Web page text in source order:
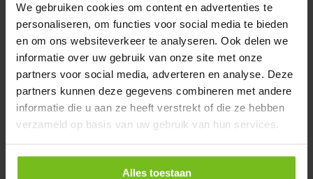
We gebruiken cookies om content en advertenties te
personaliseren, om functies voor social media te bieden
en om ons websiteverkeer te analyseren. Ook delen we
informatie over uw gebruik van onze site met onze
partners voor social media, adverteren en analyse. Deze
partners kunnen deze gegevens combineren met andere
informatie die u aan ze heeft verstrekt of die ze hebben
verzameld op basis van uw gebruik van hun services.
Alles toestaan
Poker set 300-delig
Poker set 300-delig
Vergelijk
Op voorraad
Deliverytime
€ 27,95
Dart bord met 12 darts
Dart bord met 12 darts
Vergelijk
Niet op voorraad
€ 27,95